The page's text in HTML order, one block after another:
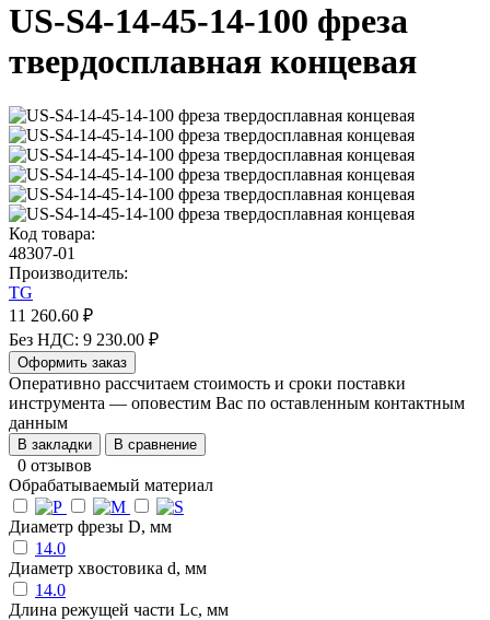
US-S4-14-45-14-100 фреза
твердосплавная концевая
Код товара:
48307-01
Производитель:
TG
11 260.60 ₽
Без НДС: 9 230.00 ₽
Оформить заказ
Оперативно рассчитаем стоимость и сроки поставки
инструмента — оповестим Вас по оставленным контактным
данным
В закладки В сравнение
0 отзывов
Обрабатываемый материал
Диаметр фрезы D, мм
14.0
Диаметр хвостовика d, мм
14.0
Длина режущей части Lc, мм